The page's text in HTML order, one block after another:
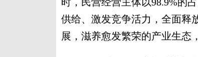
供给、激发竞争活力，全面释
展，滋养愈发繁荣的产业生态